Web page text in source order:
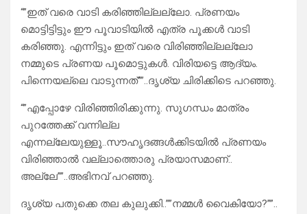
“”ഇത് വരെ വാടി കരിഞ്ഞില്ലല്ലോ. പ്രണയം
മൊട്ടിട്ടിട്ടും ഈ പൂവാടിയിൽ എത്ര പൂക്കൾ വാടി
കരിഞ്ഞു. എന്നിട്ടും ഇത് വരെ വിരിഞ്ഞില്ലല്ലോ
നമ്മുടെ പ്രണയ പൂമൊട്ടുകൾ. വിരിയട്ടെ ആദ്യം.
പിന്നെയല്ലെ വാടുന്നത്””..ദൃശ്യ ചിരിക്കിടെ പറഞ്ഞു.
“”എപ്പോഴേ വിരിഞ്ഞിരിക്കുന്നു. സുഗന്ധം മാത്രം
പുറത്തേക്ക് വന്നില്ല
എന്നല്ലേയുള്ളൂ..സൗഹൃദങ്ങൾക്കിടയിൽ പ്രണയം
വിരിഞ്ഞാൽ വല്ലാത്തൊരു പ്രയാസമാണ്..
അല്ലേ””..അഭിനവ് പറഞ്ഞു.
ദൃശ്യ പതുക്കെ തല കുലുക്കി..””നമ്മൾ വൈകിയോ?””..